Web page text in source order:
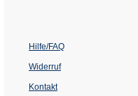
Hilfe/FAQ
Widerruf
Kontakt